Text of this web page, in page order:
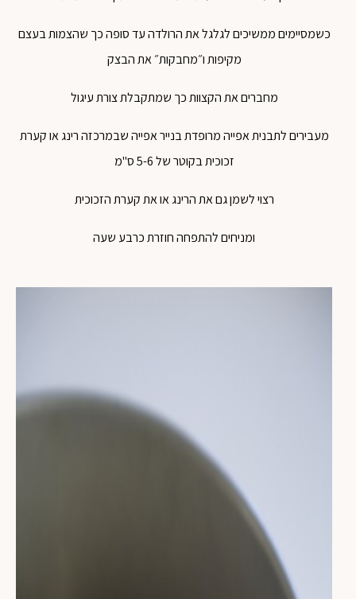
כשמסיימים ממשיכים לגלגל את הרולדה עד סופה כך שהצמות בעצם
מקיפות ו״מחבקות״ את הבצק
מחברים את הקצוות כך שמתקבלת צורת עיגול
מעבירים לתבנית אפייה מרופדת בנייר אפייה שבמרכזה רינג או קערת
זכוכית בקוטר של 5-6 ס"מ
רצוי לשמן גם את הרינג או את קערת הזכוכית
ומניחים להתפחה חוזרת כרבע שעה